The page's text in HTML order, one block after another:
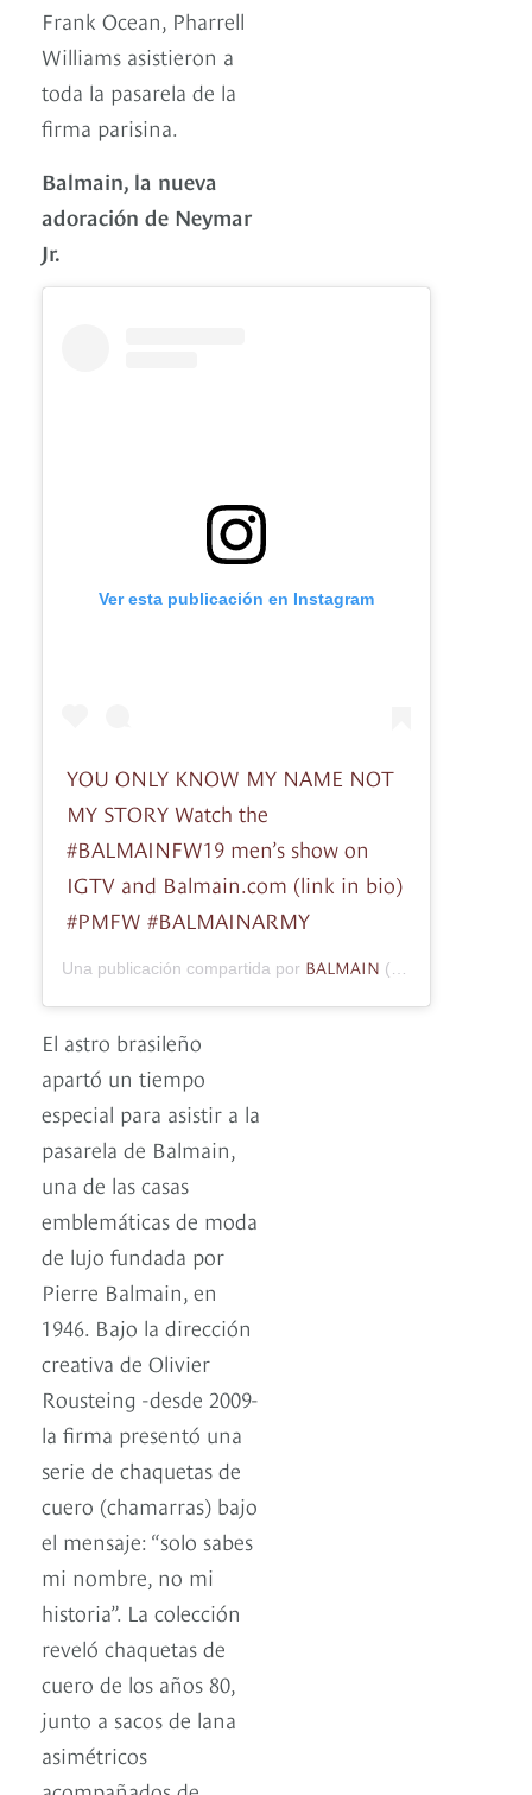
Frank Ocean, Pharrell
Williams asistieron a
toda la pasarela de la
firma parisina.
Balmain, la nueva
adoración de Neymar
Jr.
Ver esta publicación en Instagram
YOU ONLY KNOW MY NAME NOT
MY STORY Watch the
#BALMAINFW19 men’s show on
IGTV and Balmain.com (link in bio)
#PMFW #BALMAINARMY
Una publicación compartida por BALMAIN (@balmain) el
El astro brasileño
apartó un tiempo
especial para asistir a la
pasarela de Balmain,
una de las casas
emblemáticas de moda
de lujo fundada por
Pierre Balmain, en
1946. Bajo la dirección
creativa de Olivier
Rousteing -desde 2009-
la firma presentó una
serie de chaquetas de
cuero (chamarras) bajo
el mensaje: “solo sabes
mi nombre, no mi
historia”. La colección
reveló chaquetas de
cuero de los años 80,
junto a sacos de lana
asimétricos